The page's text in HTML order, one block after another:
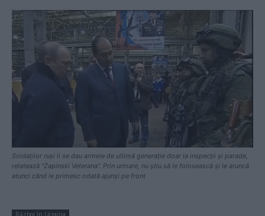
Soldaților ruși li se dau armele de ultimă generație doar la inspecții și parade,
relatează "Zapinski Veterana". Prin urmare, nu știu să le folosească și le aruncă
atunci când le primesc odată ajunși pe front